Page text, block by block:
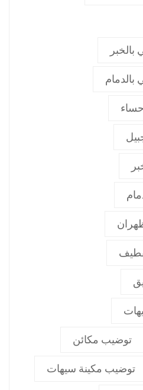
توضيب مكائن
توضيب مكينة سيهات